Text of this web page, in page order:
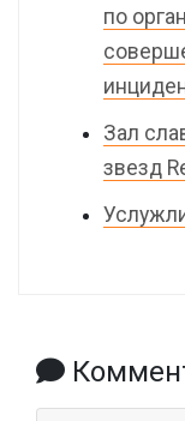
по
Зал
звезд